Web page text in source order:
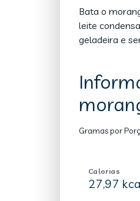
Bata o
leite
geladeira e
Gramas por
Calorias
27,97